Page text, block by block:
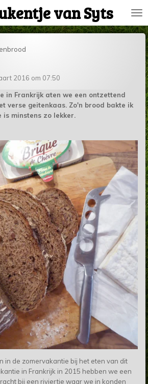
van Syts
2016 om 07:50
in Frankrijk aten we een ontzettend
verse geitenkaas. Zo'n brood bakte ik
is minstens zo lekker.
in de zomervakantie bij het eten van dit
in Frankrijk in 2015 hebben we een
bij een riviertje waar we in konden